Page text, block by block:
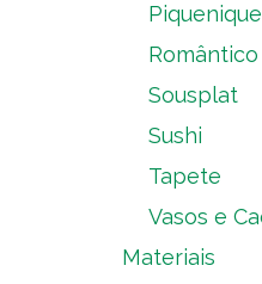
Piquenique
Romântico
Sousplat
Sushi
Tapete
Vasos e
Materiais